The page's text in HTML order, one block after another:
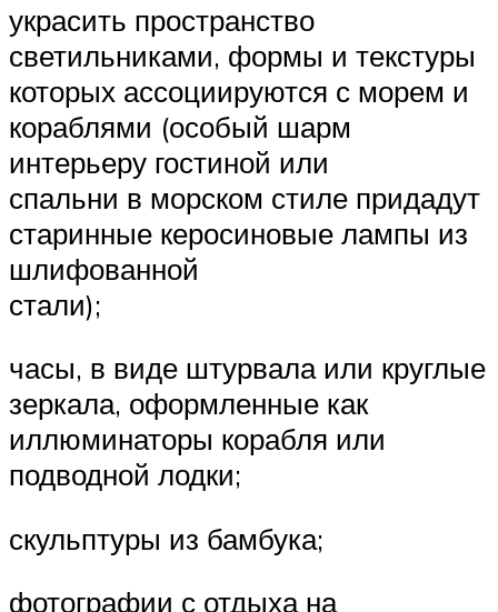
украсить пространство
светильниками, формы и текстуры
которых ассоциируются с морем и
кораблями (особый шарм
интерьеру гостиной или
спальни в морском стиле придадут
старинные керосиновые лампы из
шлифованной
стали);
часы, в виде штурвала или круглые
зеркала, оформленные как
иллюминаторы корабля или
подводной лодки;
скульптуры из бамбука;
фотографии с отдыха на